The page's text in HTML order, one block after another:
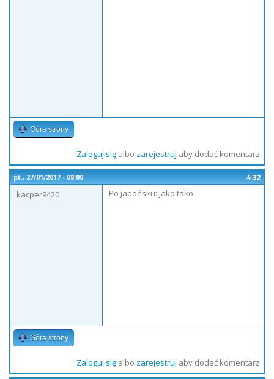
Góra strony
Zaloguj sięalbo zarejestruj aby dodać komentarz
pt., 27/01/2017 - 08:00
#32
kacper9420
Po japońsku: jako tako
Góra strony
Zaloguj sięalbo zarejestruj aby dodać komentarz